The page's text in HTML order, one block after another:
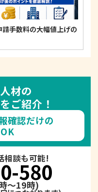
手数料の大幅値上げの
材の
ご紹介！
確認だけの
相談も可能!
580
～19時)